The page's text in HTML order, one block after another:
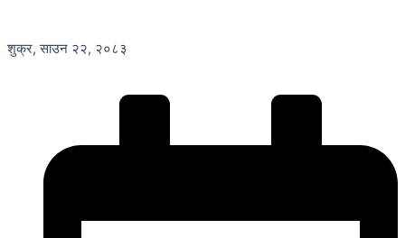
शुक्र, साउन २२, २०८३